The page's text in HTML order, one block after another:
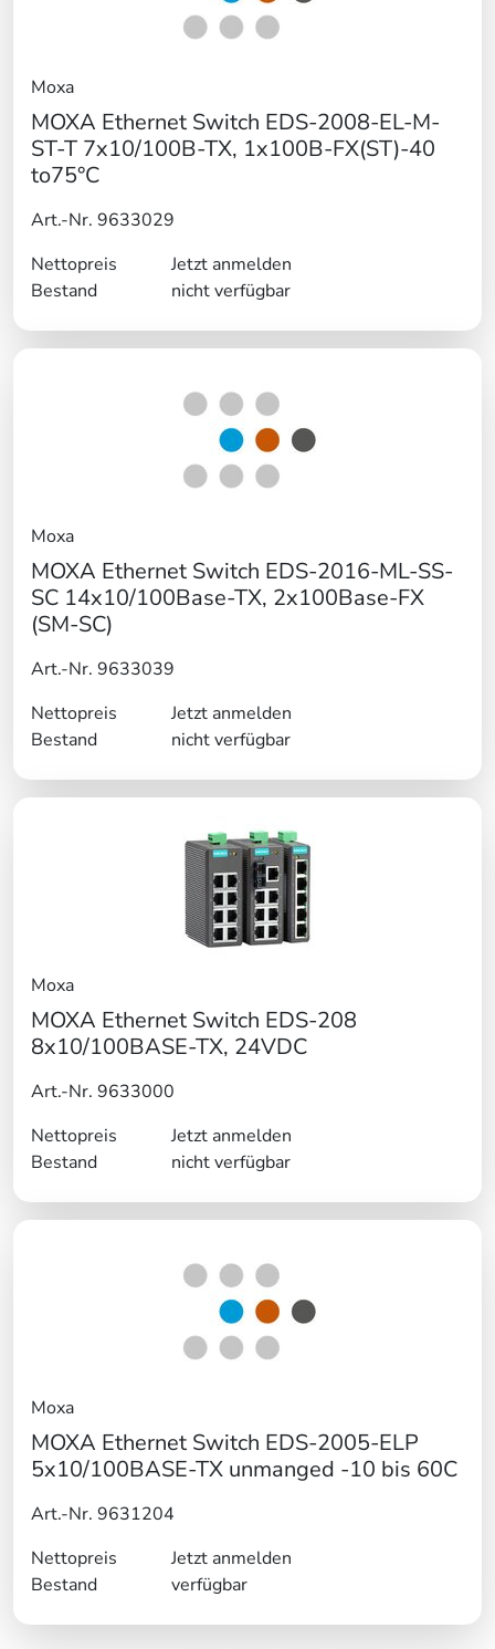
Moxa
MOXA Ethernet Switch EDS-2008-EL-M-
ST-T 7x10/100B-TX, 1x100B-FX(ST)-40
to75°C
Art.-Nr. 9633029
Nettopreis
Jetzt anmelden
Bestand
nicht verfügbar
Moxa
MOXA Ethernet Switch EDS-2016-ML-SS-
SC 14x10/100Base-TX, 2x100Base-FX
(SM-SC)
Art.-Nr. 9633039
Nettopreis
Jetzt anmelden
Bestand
nicht verfügbar
Moxa
MOXA Ethernet Switch EDS-208
8x10/100BASE-TX, 24VDC
Art.-Nr. 9633000
Nettopreis
Jetzt anmelden
Bestand
nicht verfügbar
Moxa
MOXA Ethernet Switch EDS-2005-ELP
5x10/100BASE-TX unmanged -10 bis 60C
Art.-Nr. 9631204
Nettopreis
Jetzt anmelden
Bestand
verfügbar